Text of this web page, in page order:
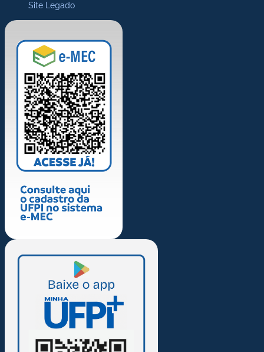
Site Legado